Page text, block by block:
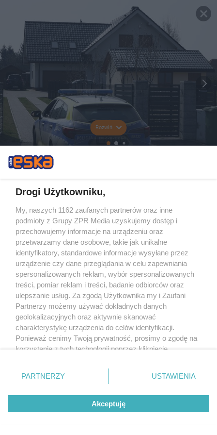
Rozwiń
Drogi Użytkowniku,
My, naszych 1162 zaufanych partnerów oraz inne
podmioty z Grupy ZPR Media uzyskujemy dostęp i
przechowujemy informacje na urządzeniu oraz
przetwarzamy dane osobowe, takie jak unikalne
identyfikatory, standardowe informacje wysyłane przez
urządzenie czy dane przeglądania w celu zapewniania
spersonalizowanych reklam, wybór spersonalizowanych
treści, pomiar reklam i treści, badanie odbiorców oraz
ulepszanie usług. Za zgodą Użytkownika my i Zaufani
Partnerzy możemy używać dokładnych danych
geolokalizacyjnych oraz aktywnie skanować
charakterystykę urządzenia do celów identyfikacji.
Ponieważ cenimy Twoją prywatność, prosimy o zgodę na
korzystanie z tych technologii poprzez kliknięcie
zmienić/wycofać klikając przycisk ustawień prywatności
znajdujący się w lewym dolnym rogu strony
rodzaje przetwarzania danych nie wymagają zgody
użytkownika, ale masz prawo sprzeciwić się takiemu
przetwarzaniu. Preferencje będą miały zastosowanie tylko
PARTNERZY USTAWIENIA
Akceptuję